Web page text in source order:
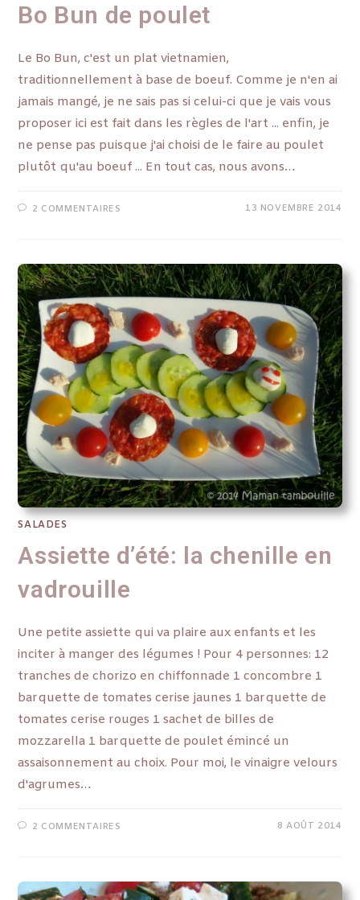
Bo Bun de poulet
Le Bo Bun, c'est un plat vietnamien,
traditionnellement à base de boeuf. Comme je n'en ai
jamais mangé, je ne sais pas si celui-ci que je vais vous
proposer ici est fait dans les règles de l'art ... enfin, je
ne pense pas puisque j'ai choisi de le faire au poulet
plutôt qu'au boeuf ... En tout cas, nous avons…
2 COMMENTAIRES 13 NOVEMBRE 2014
SALADES
Assiette d’été: la chenille en
vadrouille
Une petite assiette qui va plaire aux enfants et les
inciter à manger des légumes ! Pour 4 personnes: 12
tranches de chorizo en chiffonnade 1 concombre 1
barquette de tomates cerise jaunes 1 barquette de
tomates cerise rouges 1 sachet de billes de
mozzarella 1 barquette de poulet émincé un
assaisonnement au choix. Pour moi, le vinaigre velours
d'agrumes…
2 COMMENTAIRES 8 AOÛT 2014